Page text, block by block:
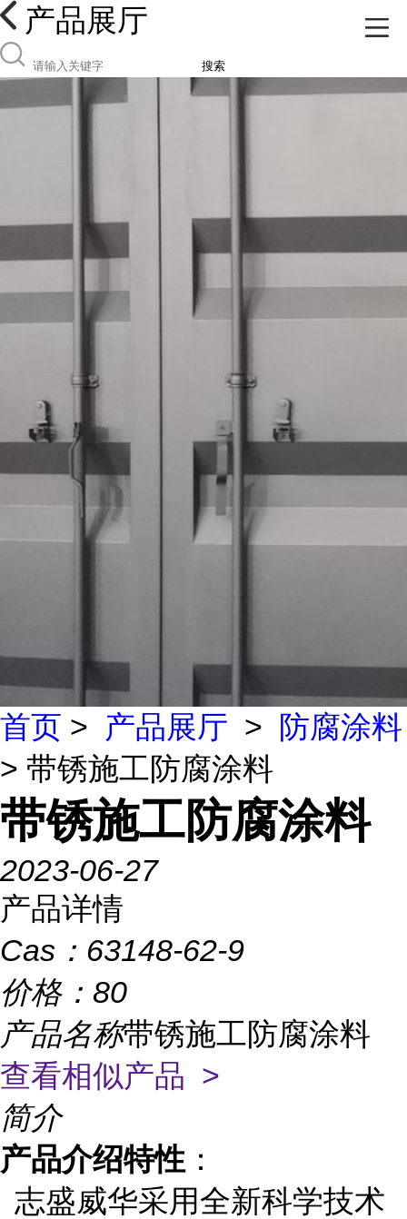
产品展厅
搜索
首页 > 产品展厅 >
防腐涂料
> 带锈施工防腐涂料
带锈施工防腐涂料
2023-06-27
产品详情
Cas： 63148-62-9
价格： 80
产品名称带锈施工防腐涂料
查看相似产品 >
简介
产品介绍特性 ：
志盛威华采用全新科学技术